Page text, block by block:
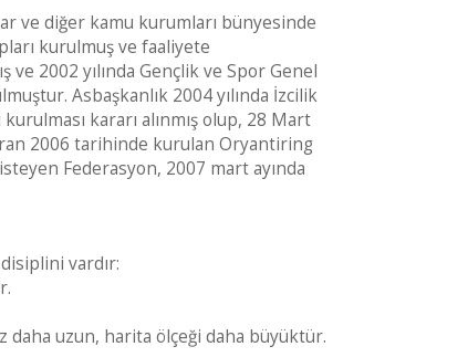
ve diğer kamu kurumları bünyesinde
kurulmuş ve faaliyete
ve 2002 yılında Gençlik ve Spor Genel
Asbaşkanlık 2004 yılında İzcilik
kararı alınmış olup, 28 Mart
2006 tarihinde kurulan Oryantiring
Federasyon, 2007 mart ayında
vardır:
uzun, harita ölçeği daha büyüktür.